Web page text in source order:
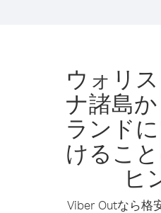
ウォリ
ナ諸島
ランド
けるこ
ヒ
Viber Outなら格